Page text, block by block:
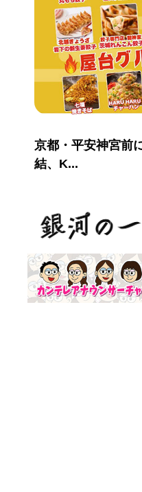
京都・平安神宮前
結、K...